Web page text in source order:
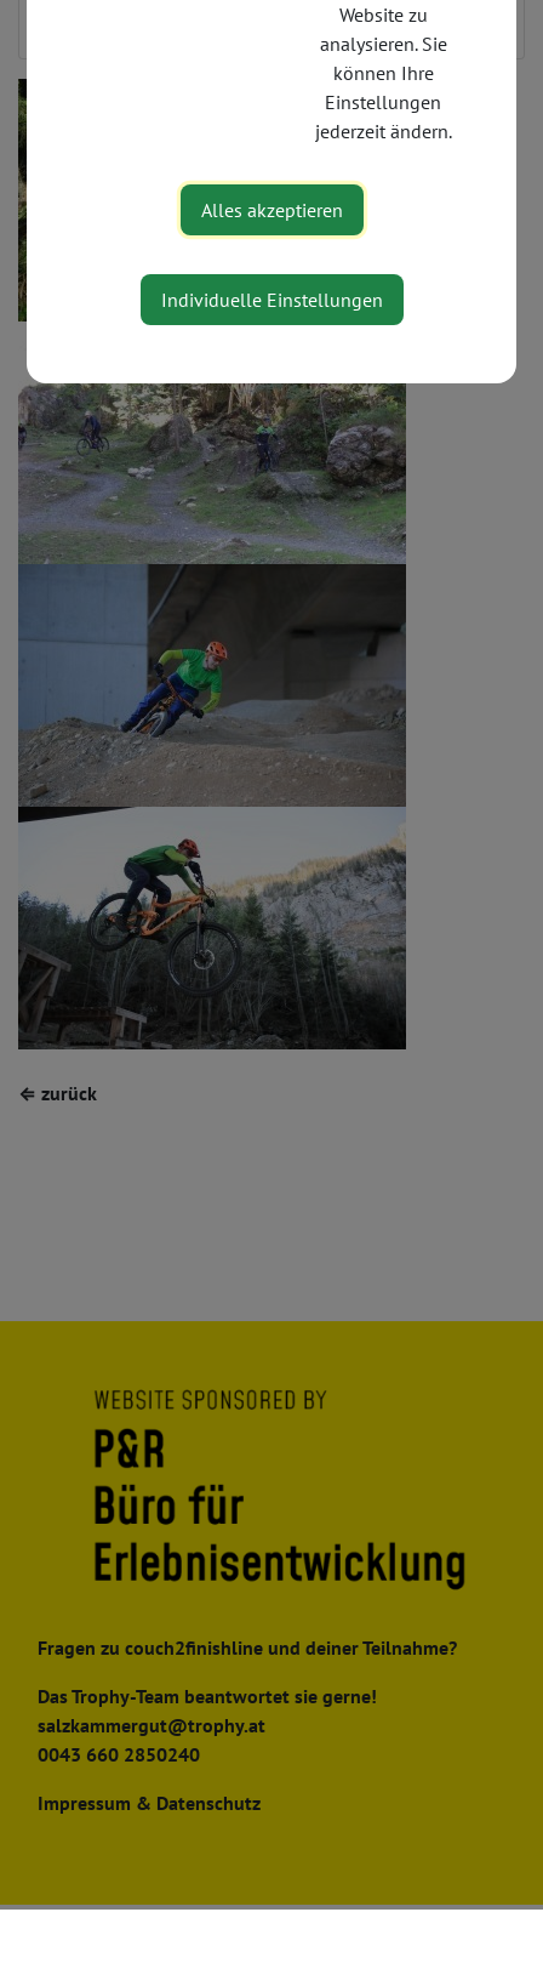
⇐ zurück
Fragen zu couch2finishline und deiner Teilnahme?
Das Trophy-Team beantwortet sie gerne!
salzkammergut@trophy.at
0043 660 2850240
Impressum & Datenschutz
Website zu
analysieren. Sie
können Ihre
Einstellungen
jederzeit ändern.
Alles akzeptieren
Individuelle Einstellungen